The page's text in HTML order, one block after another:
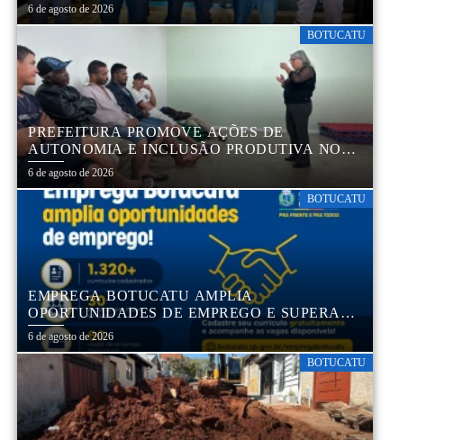
6 de agosto de 2026
BOTUCATU
PREFEITURA PROMOVE AÇÕES DE
AUTONOMIA E INCLUSÃO PRODUTIVA NO
CENTRO POP VIDA
6 de agosto de 2026
BOTUCATU
EMPREGA BOTUCATU AMPLIA
OPORTUNIDADES DE EMPREGO E SUPERA
1,3 MIL CURRÍCULOS CADASTRADOS
6 de agosto de 2026
BOTUCATU